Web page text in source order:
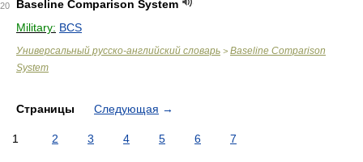
20
Baseline Comparison System
Military: BCS
Универсальный русско-английский словарь > Baseline Comparison
System
Страницы Следующая →
1 2 3 4 5 6 7